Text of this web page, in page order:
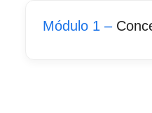
Módulo 1 –